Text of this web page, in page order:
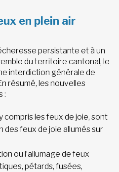
en plein air
persistante et à un
du territoire cantonal, le
interdiction générale de
résumé, les nouvelles
:
compris les feux de joie, sont
des feux de joie allumés sur
ou l’allumage de feux
pétards, fusées,